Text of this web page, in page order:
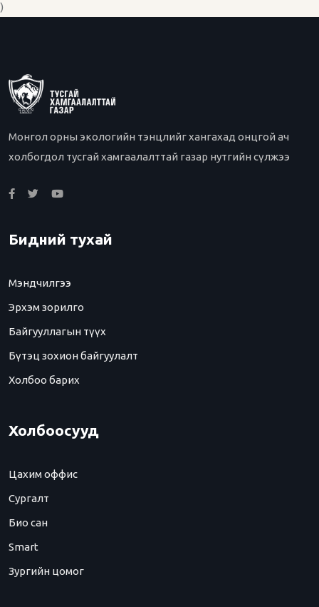
)
Монгол орны экологийн тэнцлийг хангахад онцгой ач
холбогдол тусгай хамгаалалттай газар нутгийн сүлжээ
Бидний тухай
Мэндчилгээ
Эрхэм зорилго
Байгууллагын түүх
Бүтэц зохион байгуулалт
Холбоо барих
Холбоосууд
Цахим оффис
Сургалт
Био сан
Smart
Зургийн цомог